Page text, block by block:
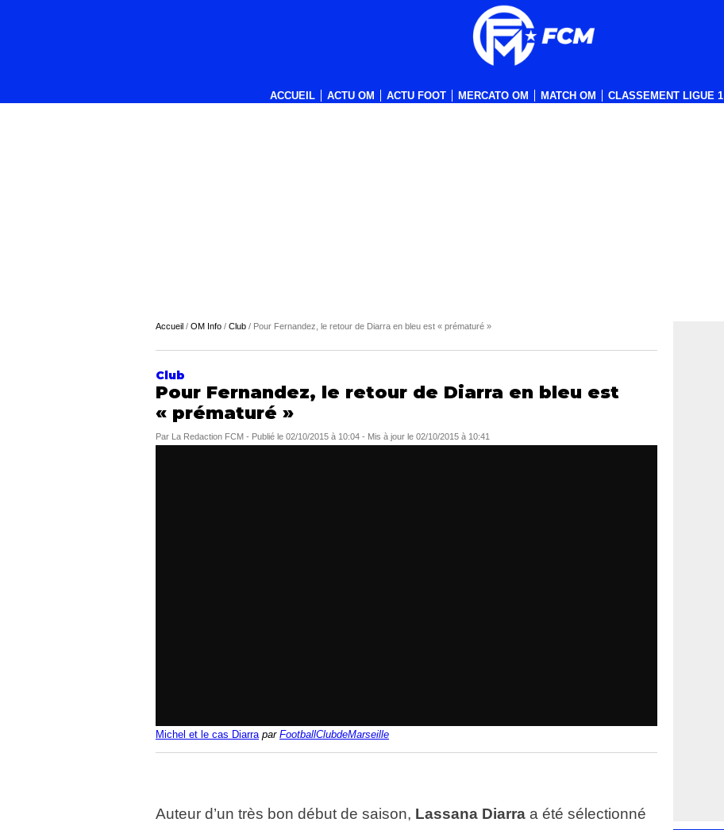
ACCUEIL ACTU OM ACTU FOOT MERCATO OM MATCH OM CLASSEMENT LIGUE 1
Accueil / OM Info / Club / Pour Fernandez, le retour de Diarra en bleu est « prématuré »
Club
Pour Fernandez, le retour de Diarra en bleu est
« prématuré »
Par La Redaction FCM - Publié le 02/10/2015 à 10:04 - Mis à jour le 02/10/2015 à 10:41
Michel et le cas Diarra par FootballClubdeMarseille
Auteur d’un très bon début de saison, Lassana Diarra a été sélectionné